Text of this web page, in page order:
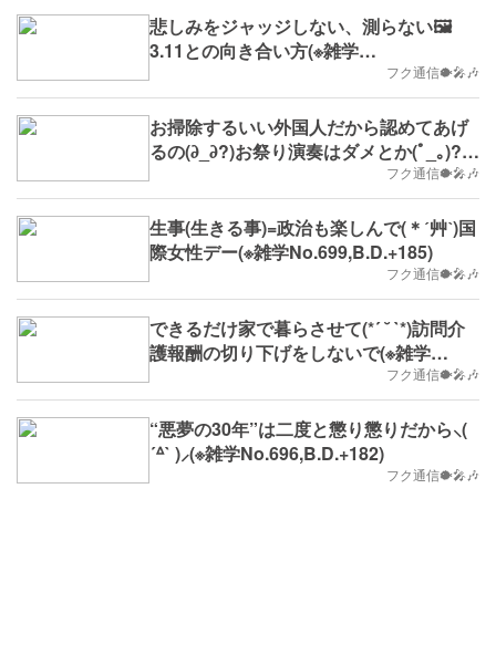
悲しみをジャッジしない、測らない🖼️
3.11との向き合い方(※雑学
No.702,2024/3/11(月)～,B.D.+188)フク通信🐡🎤🎶
お掃除するいい外国人だから認めてあげ
るの(∂_∂?)お祭り演奏はダメとか(ﾟ_｡)?(※
フク通信🐡🎤🎶
生事(生きる事)=政治も楽しんで(＊ˊ艸ˋ)国
際女性デー(※雑学No.699,B.D.+185)
フク通信🐡🎤🎶
できるだけ家で暮らさせて(*´ ˘ `*)訪問介
護報酬の切り下げをしないで(※雑学
フク通信🐡🎤🎶
“悪夢の30年”は二度と懲り懲りだから⸜(
´ᐞ` )⸝(※雑学No.696,B.D.+182)
フク通信🐡🎤🎶